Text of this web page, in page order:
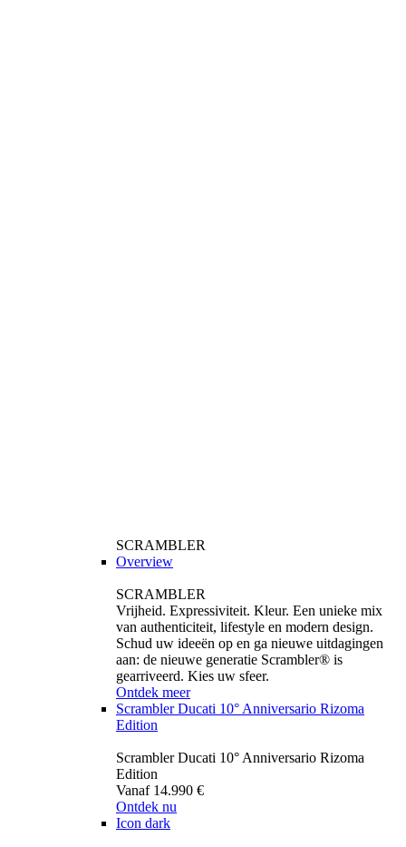
SCRAMBLER
Overview
SCRAMBLER
Vrijheid. Expressiviteit. Kleur. Een unieke mix
van authenticiteit, lifestyle en modern design.
Schud uw ideeën op en ga nieuwe uitdagingen
aan: de nieuwe generatie Scrambler® is
gearriveerd. Kies uw sfeer.
Ontdek meer
Scrambler Ducati 10° Anniversario Rizoma
Edition
Scrambler Ducati 10° Anniversario Rizoma
Edition
Vanaf 14.990 €
Ontdek nu
Icon dark